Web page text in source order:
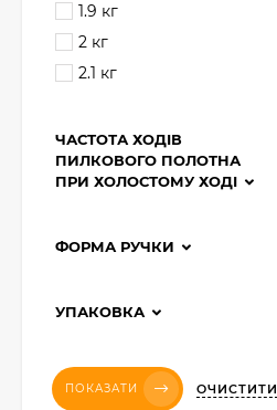
1.9 кг
2 кг
2.1 кг
ЧАСТОТА ХОДІВ
ПИЛКОВОГО ПОЛОТНА
ПРИ ХОЛОСТОМУ ХОДІ
ФОРМА РУЧКИ
УПАКОВКА
ПОКАЗАТИ ОЧИСТИТИ